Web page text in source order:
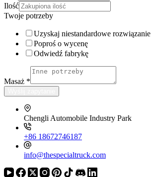
Ilość
Twoje potrzeby
Uzyskaj niestandardowe rozwiązanie
Poproś o wycenę
Odwiedź fabrykę
Masaż *
Chengli Automobile Industry Park
+86 18672746187
info@thespecialtruck.com